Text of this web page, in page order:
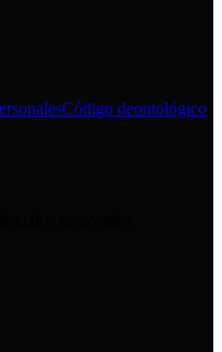
Código deontológico